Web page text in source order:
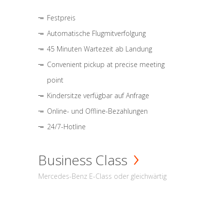
Festpreis
Automatische Flugmitverfolgung
45 Minuten Wartezeit ab Landung
Convenient pickup at precise meeting
point
Kindersitze verfügbar auf Anfrage
Online- und Offline-Bezahlungen
24/7-Hotline
Business Class
Mercedes-Benz E-Class oder gleichwärtig